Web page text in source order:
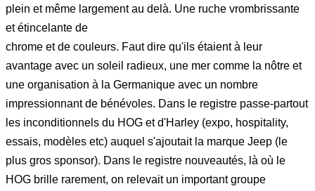
plein et même largement au delà. Une ruche vrombrissante
et étincelante de
chrome et de couleurs. Faut dire qu'ils étaient à leur
avantage avec un soleil radieux, une mer comme la nôtre et
une organisation à la Germanique avec un nombre
impressionnant de bénévoles. Dans le registre passe-partout
les inconditionnels du HOG et d'Harley (expo, hospitality,
essais, modèles etc) auquel s'ajoutait la marque Jeep (le
plus gros sponsor). Dans le registre nouveautés, là où le
HOG brille rarement, on relevait un important groupe